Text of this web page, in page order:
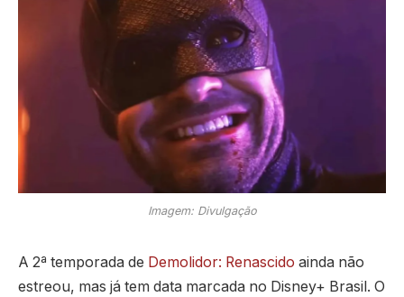
Imagem: Divulgação
A 2ª temporada de Demolidor: Renascido ainda não
estreou, mas já tem data marcada no Disney+ Brasil. O